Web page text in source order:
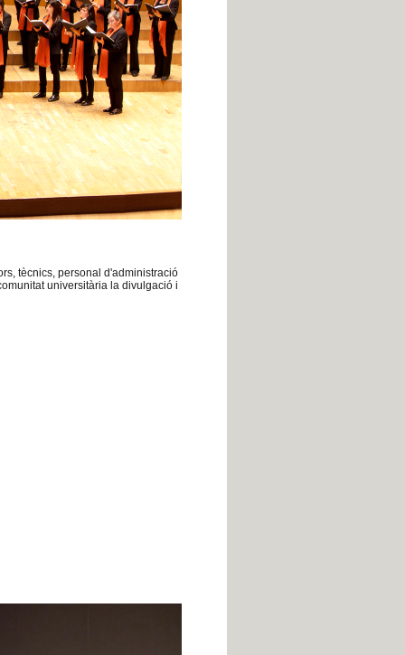
tècnics, personal d'administració
universitària la divulgació i